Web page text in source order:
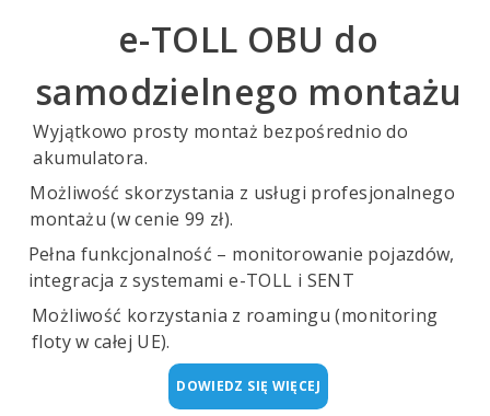
e-TOLL OBU do
samodzielnego montażu
Wyjątkowo prosty montaż bezpośrednio do
akumulatora.
Możliwość skorzystania z usługi profesjonalnego
montażu (w cenie 99 zł).
Pełna funkcjonalność – monitorowanie pojazdów,
integracja z systemami e-TOLL i SENT
Możliwość korzystania z roamingu (monitoring
floty w całej UE).
DOWIEDZ SIĘ WIĘCEJ